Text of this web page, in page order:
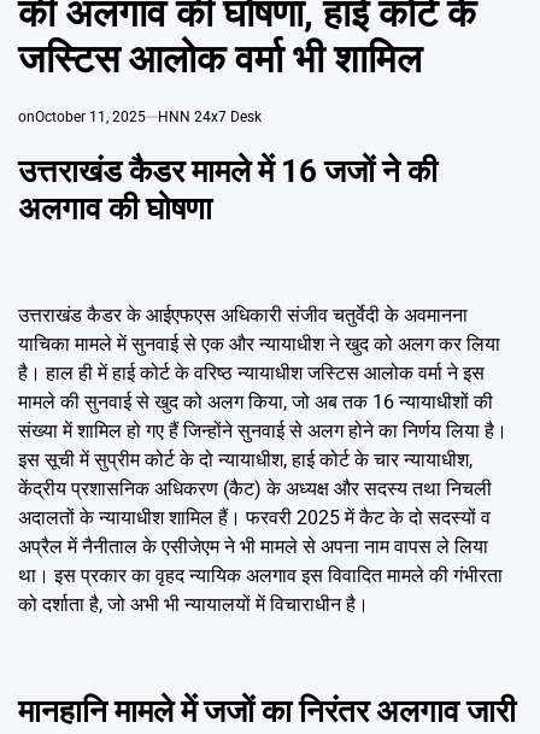
की अलगाव की घोषणा, हाई कोर्ट के
जस्टिस आलोक वर्मा भी शामिल
onOctober 11, 2025 HNN 24x7 Desk
उत्तराखंड कैडर मामले में 16 जजों ने की
अलगाव की घोषणा
उत्तराखंड कैडर के आईएफएस अधिकारी संजीव चतुर्वेदी के अवमानना
याचिका मामले में सुनवाई से एक और न्यायाधीश ने खुद को अलग कर लिया
है। हाल ही में हाई कोर्ट के वरिष्ठ न्यायाधीश जस्टिस आलोक वर्मा ने इस
मामले की सुनवाई से खुद को अलग किया, जो अब तक 16 न्यायाधीशों की
संख्या में शामिल हो गए हैं जिन्होंने सुनवाई से अलग होने का निर्णय लिया है।
इस सूची में सुप्रीम कोर्ट के दो न्यायाधीश, हाई कोर्ट के चार न्यायाधीश,
केंद्रीय प्रशासनिक अधिकरण (कैट) के अध्यक्ष और सदस्य तथा निचली
अदालतों के न्यायाधीश शामिल हैं। फरवरी 2025 में कैट के दो सदस्यों व
अप्रैल में नैनीताल के एसीजेएम ने भी मामले से अपना नाम वापस ले लिया
था। इस प्रकार का वृहद न्यायिक अलगाव इस विवादित मामले की गंभीरता
को दर्शाता है, जो अभी भी न्यायालयों में विचाराधीन है।
मानहानि मामले में जजों का निरंतर अलगाव जारी